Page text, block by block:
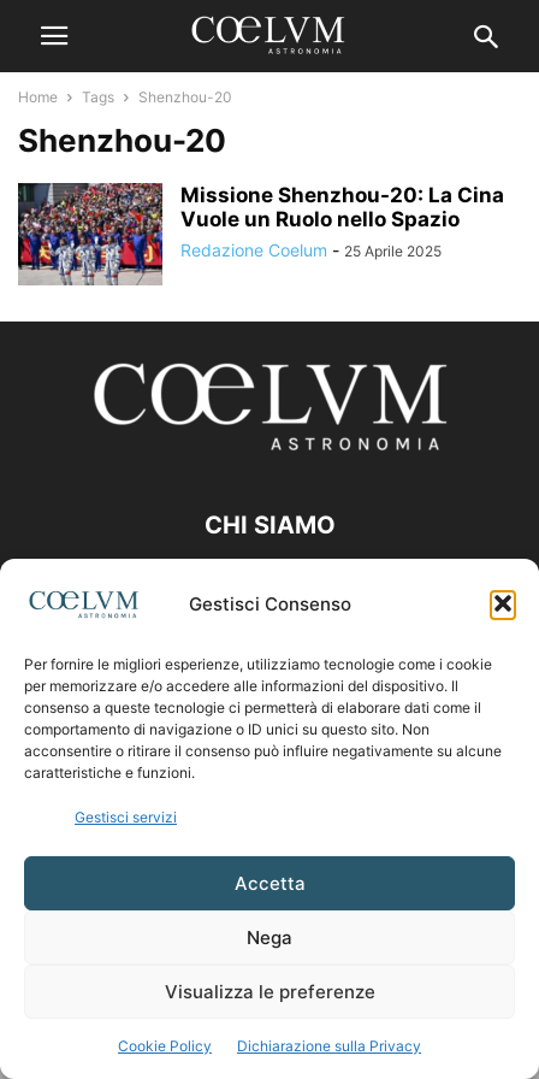
Gestisci Consenso
Per fornire le migliori esperienze, utilizziamo tecnologie come i cookie
per memorizzare e/o accedere alle informazioni del dispositivo. Il
consenso a queste tecnologie ci permetterà di elaborare dati come il
comportamento di navigazione o ID unici su questo sito. Non
acconsentire o ritirare il consenso può influire negativamente su alcune
caratteristiche e funzioni.
Gestisci servizi
Accetta
Nega
Visualizza le preferenze
Cookie Policy Dichiarazione sulla Privacy
Home Tags Shenzhou-20
Shenzhou-20
Missione Shenzhou-20: La Cina
Vuole un Ruolo nello Spazio
Redazione Coelum - 25 Aprile 2025
CHI SIAMO
Contattaci:coelumastro@coelum.com
SEGUICI